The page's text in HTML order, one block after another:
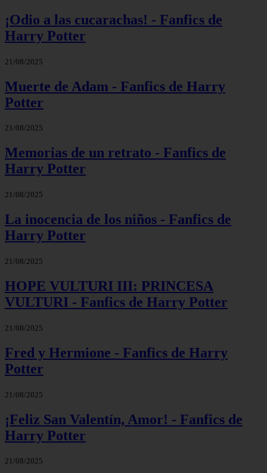
¡Odio a las cucarachas! - Fanfics de
Harry Potter
21/08/2025
Muerte de Adam - Fanfics de Harry
Potter
21/08/2025
Memorias de un retrato - Fanfics de
Harry Potter
21/08/2025
La inocencia de los niños - Fanfics de
Harry Potter
21/08/2025
HOPE VULTURI III: PRINCESA
VULTURI - Fanfics de Harry Potter
21/08/2025
Fred y Hermione - Fanfics de Harry
Potter
21/08/2025
¡Feliz San Valentín, Amor! - Fanfics de
Harry Potter
21/08/2025